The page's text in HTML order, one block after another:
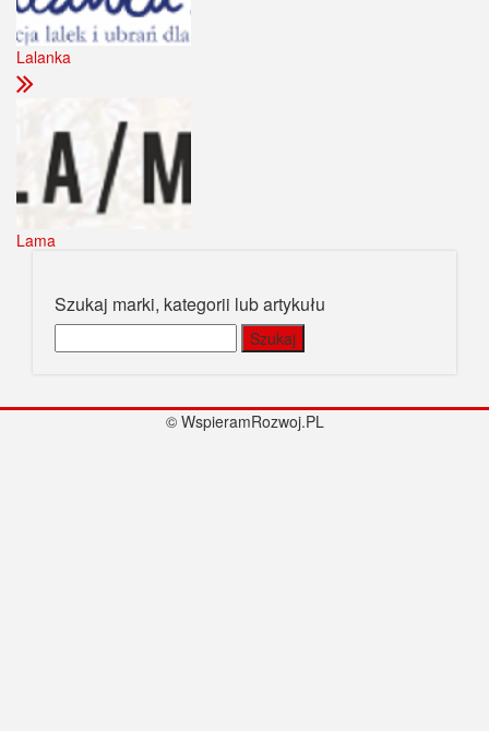
Lalanka
Lama
Szukaj marki, kategorii lub artykułu
© WspieramRozwoj.PL